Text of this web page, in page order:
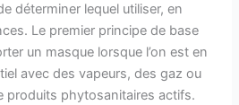
déterminer lequel utiliser, en
Le premier principe de base
un masque lorsque l’on est en
avec des vapeurs, des gaz ou
produits phytosanitaires actifs.